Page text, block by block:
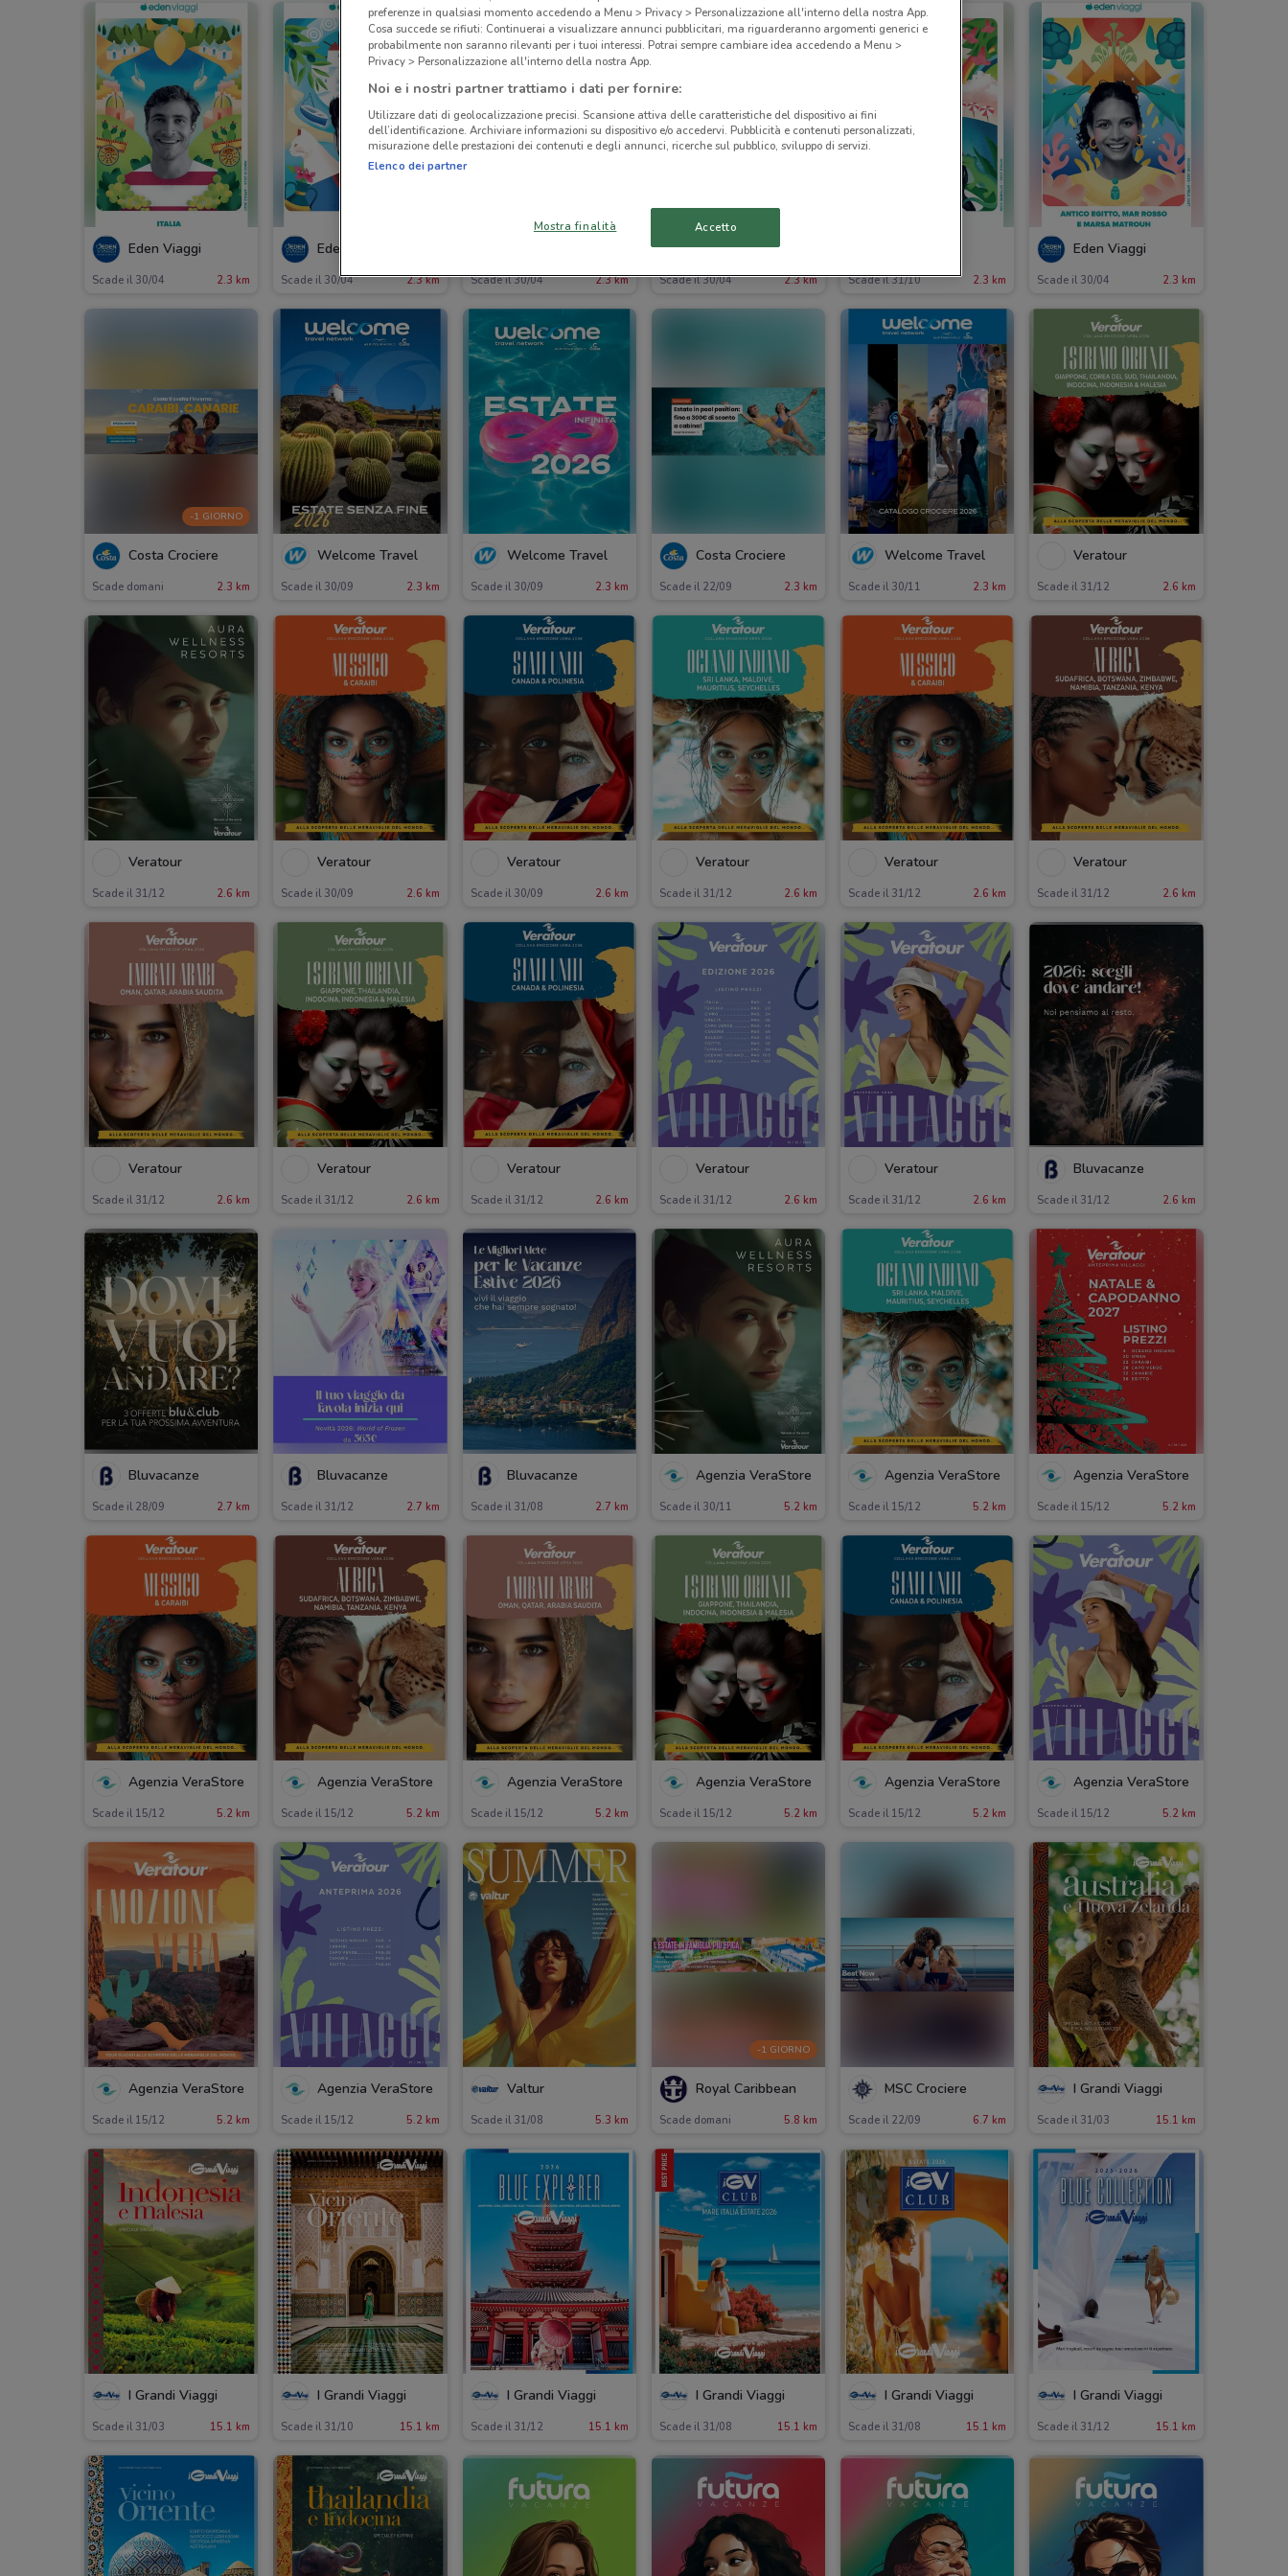
Eden Viaggi
Scade il 30/04 2.3 km
Eden Viaggi
Scade il 30/04 2.3 km Scade il 30/04 2.3 km
Eden Viaggi
Scade il 30/04 2.3 km Scade il 31/10 2.3 km
Eden Viaggi
Scade il 30/04 2.3 km
-1 GIORNO
Costa Crociere
Scade domani 2.3 km
Welcome Travel
Scade il 30/09 2.3 km
Welcome Travel
Scade il 30/09 2.3 km
Costa Crociere
Scade il 22/09 2.3 km
Welcome Travel
Scade il 30/11 2.3 km
Veratour
Scade il 31/12 2.6 km
Veratour
Scade il 31/12 2.6 km
Veratour
Scade il 30/09 2.6 km
Veratour
Scade il 30/09 2.6 km
Veratour
Scade il 31/12 2.6 km
Veratour
Scade il 31/12 2.6 km
Veratour
Scade il 31/12 2.6 km
Veratour
Scade il 31/12 2.6 km
Veratour
Scade il 31/12 2.6 km
Veratour
Scade il 31/12 2.6 km
Veratour
Scade il 31/12 2.6 km
Veratour
Scade il 31/12 2.6 km
Bluvacanze
Scade il 31/12 2.6 km
Bluvacanze
Scade il 28/09 2.7 km
Bluvacanze
Scade il 31/12 2.7 km
Bluvacanze
Scade il 31/08 2.7 km
Agenzia VeraStore
Scade il 30/11 5.2 km
Agenzia VeraStore
Scade il 15/12 5.2 km
Agenzia VeraStore
Scade il 15/12 5.2 km
Agenzia VeraStore
Scade il 15/12 5.2 km
Agenzia VeraStore
Scade il 15/12 5.2 km
Agenzia VeraStore
Scade il 15/12 5.2 km
Agenzia VeraStore
Scade il 15/12 5.2 km
Agenzia VeraStore
Scade il 15/12 5.2 km
Agenzia VeraStore
Scade il 15/12 5.2 km
Agenzia VeraStore
Scade il 15/12 5.2 km
Agenzia VeraStore
Scade il 15/12 5.2 km
Valtur
Scade il 31/08 5.3 km
-1 GIORNO
Royal Caribbean
Scade domani 5.8 km
MSC Crociere
Scade il 22/09 6.7 km
I Grandi Viaggi
Scade il 31/03 15.1 km
I Grandi Viaggi
Scade il 31/03 15.1 km
I Grandi Viaggi
Scade il 31/10 15.1 km
I Grandi Viaggi
Scade il 31/12 15.1 km
I Grandi Viaggi
Scade il 31/08 15.1 km
I Grandi Viaggi
Scade il 31/08 15.1 km
I Grandi Viaggi
Scade il 31/12 15.1 km
preferenze in qualsiasi momento accedendo a Menu > Privacy > Personalizzazione all'interno della nostra App.
Cosa succede se rifiuti: Continuerai a visualizzare annunci pubblicitari, ma riguarderanno argomenti generici e
probabilmente non saranno rilevanti per i tuoi interessi. Potrai sempre cambiare idea accedendo a Menu >
Privacy > Personalizzazione all'interno della nostra App.
Noi e i nostri partner trattiamo i dati per fornire:
Utilizzare dati di geolocalizzazione precisi. Scansione attiva delle caratteristiche del dispositivo ai fini
dell’identificazione. Archiviare informazioni su dispositivo e/o accedervi. Pubblicità e contenuti personalizzati,
misurazione delle prestazioni dei contenuti e degli annunci, ricerche sul pubblico, sviluppo di servizi.
Elenco dei partner
Mostra finalità Accetto